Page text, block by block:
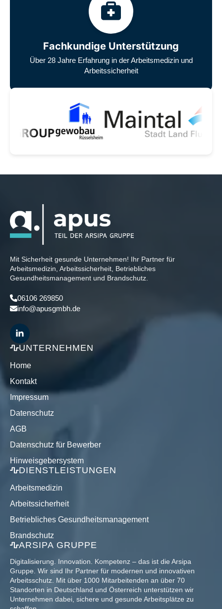
Fachkundige Unterstützung
Über 28 Jahre Erfahrung in der Arbeitsmedizin und
Arbeitssicherheit
Mit Sicherheit gesunde Unternehmen! Ihr Partner für
Arbeitsmedizin, Arbeitssicherheit, Betriebliches
Gesundheitsmanagement und Brandschutz.
06106 269850
info@apusgmbh.de
UNTERNEHMEN
Home
Kontakt
Impressum
Datenschutz
AGB
Datenschutz für Bewerber
Hinweisgebersystem
DIENSTLEISTUNGEN
Arbeitsmedizin
Arbeitssicherheit
Betriebliches Gesundheitsmanagement
Brandschutz
ARSIPA GRUPPE
Digitalisierung. Innovation. Kompetenz – das ist die Arsipa
Gruppe. Wir sind Ihr Partner für modernen und innovativen
Arbeitsschutz. Mit über 1000 Mitarbeitenden an über 70
Standorten in Deutschland und Österreich unterstützen wir
Unternehmen dabei, sichere und gesunde Arbeitsplätze zu